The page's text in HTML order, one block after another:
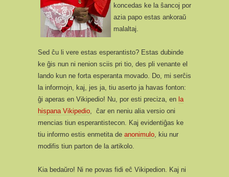
koncedas ke la ŝancoj por
azia papo estas ankoraŭ
malaltaj.
Sed ĉu li vere estas esperantisto? Estas dubinde
ke ĝis nun ni nenion sciis pri tio, des pli venante el
lando kun ne forta esperanta movado. Do, mi serĉis
la informojn, kaj, jes ja, tiu aserto ja havas fonton:
ĝi aperas en Vikipedio! Nu, por esti preciza, en la
hispana Vikipedio, ĉar en neniu alia versio oni
mencias tiun esperantistecon. Kaj evidentiĝas ke
tiu informo estis enmetita de anonimulo, kiu nur
modifis tiun parton de la artikolo.
Kia bedaŭro! Ni ne povas fidi eĉ Vikipedion. Kaj ni